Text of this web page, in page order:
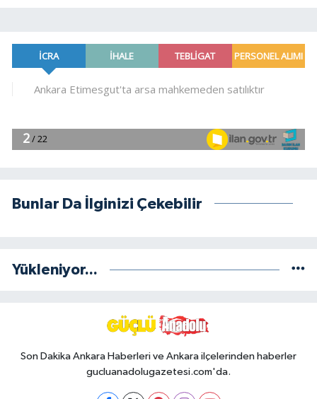
Bunlar Da İlginizi Çekebilir
Yükleniyor...
Son Dakika Ankara Haberleri ve Ankara ilçelerinden haberler
gucluanadolugazetesi.com'da.